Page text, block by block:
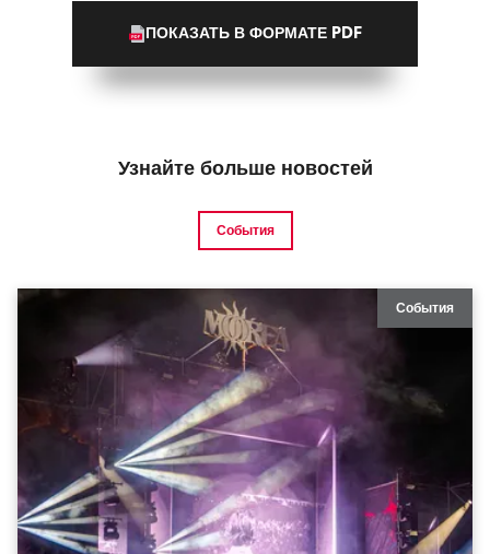
ПОКАЗАТЬ В ФОРМАТЕ PDF
Узнайте больше новостей
События
События